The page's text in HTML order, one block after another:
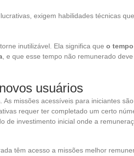
exigem habilidades técnicas
inutilizável. Ela significa que o tempo
, e que esse tempo não remunerado
usuários
missões acessíveis para iniciantes
requer ter completado um certo
de investimento inicial onde a
têm acesso a missões melhor